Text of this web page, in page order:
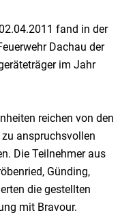
fand in der
Dachau der
im Jahr
reichen von den
anspruchsvollen
Die Teilnehmer aus
Günding,
die gestellten
mit Bravour.